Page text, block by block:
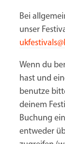
Bei
unser
Wenn du
hast und
benutze
deinem
Buchung
entweder